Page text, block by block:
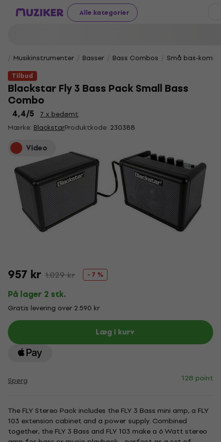
Alle kategorier
Musikinstrumenter Basser Bass Combos
Små bas-
Tilbud
Blackstar Fly 3 Bass Pack Small Bass
Combo
4,4/5
7 x bedømt
Mærke: BlackstarProduktkode: 230388
Video
957 kr 1.029 kr - 7 %
På lager 2 stk.
Gratis levering over 2.590 kr
Læg i kurv
Spørg 128 point
The FLY Stereo Pack includes the FLY 3 Bass mini amp, a FLY
103 extension cabinet and a power supply. Combined
together, the FLY 3 Bass and FLY 103 make a 6 Watt stereo